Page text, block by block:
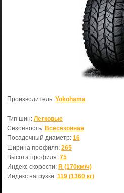
Производитель: Yokohama
Тип шин: Легковые
Сезонность: Всесезонная
Посадочный диаметр: 16
Ширина профиля: 265
Высота профиля: 75
Индекс скорости: R (170км/ч)
Индекс нагрузки: 119 (1360 кг)